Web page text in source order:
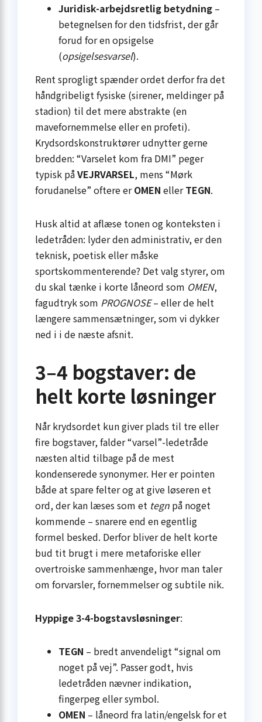
Juridisk-arbejdsretlig betydning –
betegnelsen for den tidsfrist, der går
forud for en opsigelse
(opsigelsesvarsel).
Rent sprogligt spænder ordet derfor fra det
håndgribeligt fysiske (sirener, meldinger på
stadion) til det mere abstrakte (en
mavefornemmelse eller en profeti).
Krydsordskonstruktører udnytter gerne
bredden: “Varselet kom fra DMI” peger
typisk påVEJRVARSEL, mens “Mørk
forudanelse” oftere erOMEN ellerTEGN.
Husk altid at aflæse tonen og konteksten i
ledetråden: lyder den administrativ, er den
teknisk, poetisk eller måske
sportskommenterende? Det valg styrer, om
du skal tænke i korte låneord som OMEN,
fagudtryk som PROGNOSE– eller de helt
længere sammensætninger, som vi dykker
ned i i de næste afsnit.
3–4 bogstaver: de
helt korte løsninger
Når krydsordet kun giver plads til tre eller
fire bogstaver, falder “varsel”-ledetråde
næsten altid tilbage på de mest
kondenserede synonymer. Her er pointen
både at spare felter og at give løseren et
ord, der kan læses som et tegn på noget
kommende – snarere end en egentlig
formel besked. Derfor bliver de helt korte
bud tit brugt i mere metaforiske eller
overtroiske sammenhænge, hvor man taler
om forvarsler, fornemmelser og subtile nik.
Hyppige 3-4-bogstavsløsninger:
TEGN – bredt anvendeligt “signal om
noget på vej”. Passer godt, hvis
ledetråden nævner indikation,
fingerpeg eller symbol.
OMEN – låneord fra latin/engelsk for et